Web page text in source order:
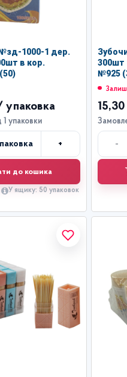
1000-1 дер.
в кор.
упаковка
1 упаковки
+
до кошика
У ящику: 50 упаковок
300шт
№925
-